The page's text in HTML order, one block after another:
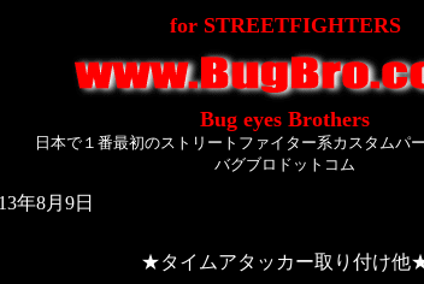
for STREETFIGHTERS
Bug eyes Brothers
日本で１番最初のストリートファイター系カスタムパ
バグブロドットコム
8月9日
★タイムアタッカー取り付け他